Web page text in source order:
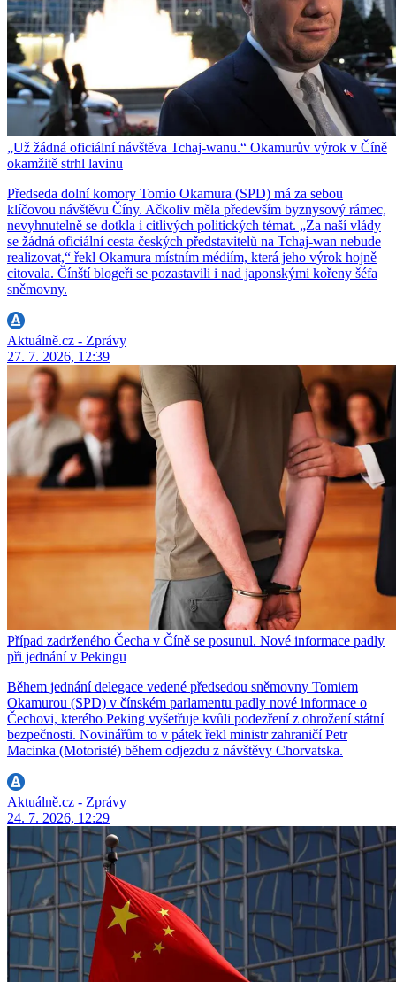
„Už žádná oficiální návštěva Tchaj-wanu.“ Okamurův výrok v Číně
okamžitě strhl lavinu
Předseda dolní komory Tomio Okamura (SPD) má za sebou
klíčovou návštěvu Číny. Ačkoliv měla především byznysový rámec,
nevyhnutelně se dotkla i citlivých politických témat. „Za naší vlády
se žádná oficiální cesta českých představitelů na Tchaj-wan nebude
realizovat,“ řekl Okamura místním médiím, která jeho výrok hojně
citovala. Čínští blogeři se pozastavili i nad japonskými kořeny šéfa
sněmovny.
Aktuálně.cz - Zprávy
27. 7. 2026, 12:39
Případ zadrženého Čecha v Číně se posunul. Nové informace padly
při jednání v Pekingu
Během jednání delegace vedené předsedou sněmovny Tomiem
Okamurou (SPD) v čínském parlamentu padly nové informace o
Čechovi, kterého Peking vyšetřuje kvůli podezření z ohrožení státní
bezpečnosti. Novinářům to v pátek řekl ministr zahraničí Petr
Macinka (Motoristé) během odjezdu z návštěvy Chorvatska.
Aktuálně.cz - Zprávy
24. 7. 2026, 12:29